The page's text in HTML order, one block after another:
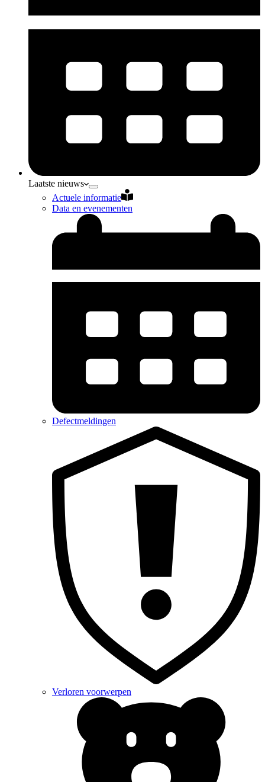
Laatste nieuws
Actuele informatie
Data en evenementen
Defectmeldingen
Verloren voorwerpen